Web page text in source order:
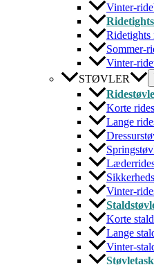
Vinter-
Ridetights
Ridetights
Sommer-
Vinter-
STØVLER
Korte
Lange
Vinter-
Korte
Lange
Vinter-